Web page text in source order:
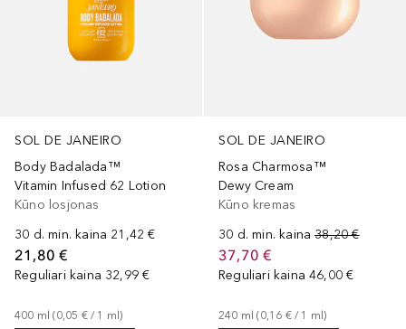
SOL DE JANEIRO
Body Badalada™
Vitamin Infused 62 Lotion
Kūno losjonas
30 d. min. kaina 21,42 €
21,80 €
Reguliari kaina 32,99 €
400 ml (0,05 € / 1 ml)
SOL DE JANEIRO
Rosa Charmosa™
Dewy Cream
Kūno kremas
30 d. min. kaina 38,20 €
37,70 €
Reguliari kaina 46,00 €
240 ml (0,16 € / 1 ml)